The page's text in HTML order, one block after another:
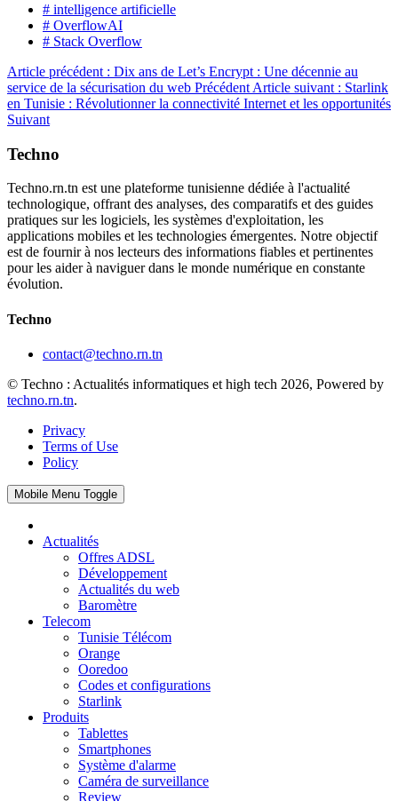
# intelligence artificielle
# OverflowAI
# Stack Overflow
Article précédent : Dix ans de Let’s Encrypt : Une décennie au
service de la sécurisation du web Précédent Article suivant : Starlink
en Tunisie : Révolutionner la connectivité Internet et les opportunités
Suivant
Techno
Techno.rn.tn est une plateforme tunisienne dédiée à l'actualité
technologique, offrant des analyses, des comparatifs et des guides
pratiques sur les logiciels, les systèmes d'exploitation, les
applications mobiles et les technologies émergentes. Notre objectif
est de fournir à nos lecteurs des informations fiables et pertinentes
pour les aider à naviguer dans le monde numérique en constante
évolution.
Techno
contact@techno.rn.tn
© Techno : Actualités informatiques et high tech 2026, Powered by
techno.rn.tn.
Privacy
Terms of Use
Policy
Mobile Menu Toggle
Actualités
Offres ADSL
Développement
Actualités du web
Baromètre
Telecom
Tunisie Télécom
Orange
Ooredoo
Codes et configurations
Starlink
Produits
Tablettes
Smartphones
Système d'alarme
Caméra de surveillance
Review